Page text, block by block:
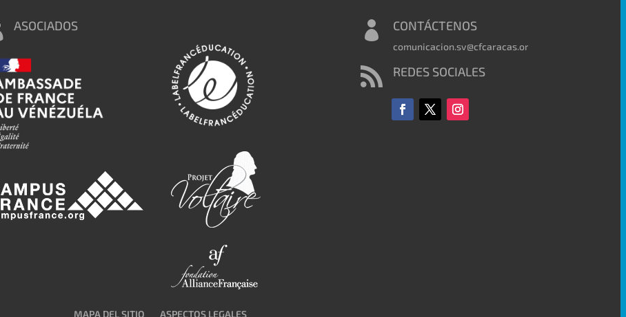
ASOCIADOS  CONTÁCTENOS
comunicacion.sv@cfcaracas.org
 REDES SOCIALES
MAPA DEL SITIO ASPECTOS LEGALES